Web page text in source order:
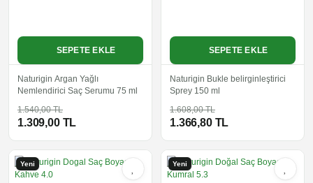
SEPETE EKLE
Naturigin Argan Yağlı
Nemlendirici Saç Serumu 75 ml
1.540,00 TL
1.309,00 TL
SEPETE EKLE
Naturigin Bukle belirginleştirici
Sprey 150 ml
1.608,00 TL
1.366,80 TL
Yeni Yeni